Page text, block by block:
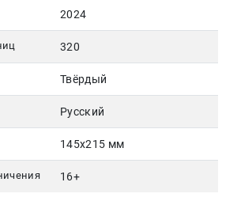
2024
320
Твёрдый
Русский
145x215 мм
16+